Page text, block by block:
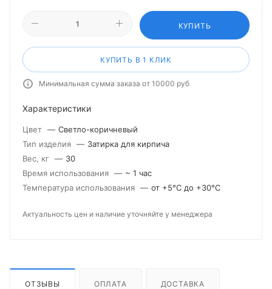
КУПИТЬ
КУПИТЬ В 1 КЛИК
Минимальная сумма заказа от 10000 руб
Характеристики
Цвет — Светло-коричневый
Тип изделия — Затирка для кирпича
Вес, кг — 30
Время использования — ~ 1 час
Температура использования — от +5°С до +30°С
Актуальность цен и наличие уточняйте у менеджера
ОТЗЫВЫ ОПЛАТА ДОСТАВКА